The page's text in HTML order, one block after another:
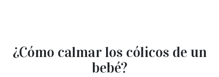
¿Cómo calmar los cólicos de un
bebé?